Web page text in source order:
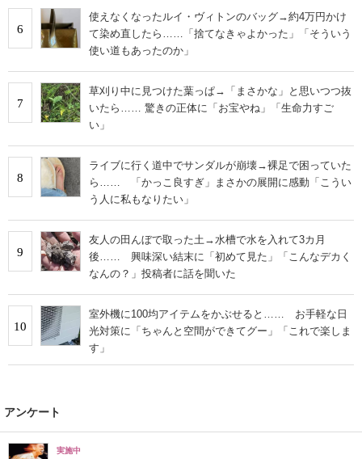
6
使えなくなったルイ・ヴィトンのバッグ→約4万円かけ
て染め直したら……「捨てなきゃよかった」「そういう
使い道もあったのか」
7
草刈り中に見つけた葉っぱ→「まさかな」と思いつつ抜
いたら…… 驚きの正体に「お宝やね」「生命力すご
い」
8
ライブに行く道中でサンダルが崩壊→裸足で困っていた
ら…… 「かっこ良すぎ」まさかの展開に感動「こうい
う人に私もなりたい」
9
友人の田んぼで取った土→水槽で水を入れて3カ月
後…… 興味深い結末に「初めて見た」「こんなデカく
なんの？」投稿者に話を聞いた
10
室外機に100均アイテムをかぶせると…… お手軽な日
光対策に「ちゃんと空間ができてグー」「これで楽しま
す」
アンケート
実施中